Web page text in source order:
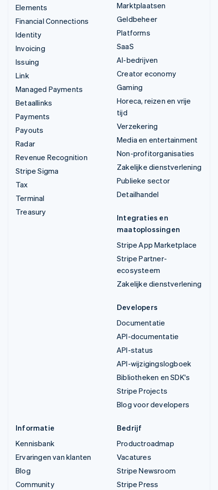
Elements
Financial Connections
Identity
Invoicing
Issuing
Link
Managed Payments
Betaallinks
Payments
Payouts
Radar
Revenue Recognition
Stripe Sigma
Tax
Terminal
Treasury
Marktplaatsen
Geldbeheer
Platforms
SaaS
AI-bedrijven
Creator economy
Gaming
Horeca, reizen en vrije
tijd
Verzekering
Media en entertainment
Non-profitorganisaties
Zakelijke dienstverlening
Publieke sector
Detailhandel
Integraties en
maatoplossingen
Stripe App Marketplace
Stripe Partner-
ecosysteem
Zakelijke dienstverlening
Developers
Documentatie
API-documentatie
API-status
API-wijzigingslogboek
Bibliotheken en SDK's
Stripe Projects
Blog voor developers
Informatie
Kennisbank
Ervaringen van klanten
Blog
Community
Bedrijf
Productroadmap
Vacatures
Stripe Newsroom
Stripe Press